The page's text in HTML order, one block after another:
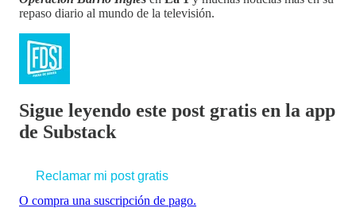
repaso diario al mundo de la televisión.
Sigue leyendo este post gratis en la app
de Substack
Reclamar mi post gratis
O compra una suscripción de pago.